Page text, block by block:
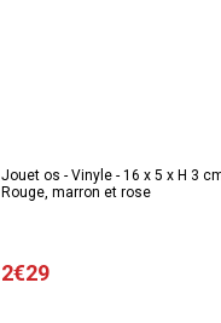
Jouet os - Vinyle - 16 x 5 x H 3
Rouge, marron et rose
2€29